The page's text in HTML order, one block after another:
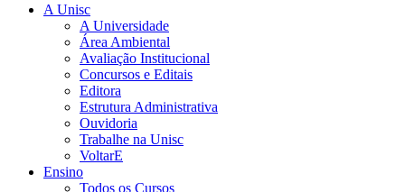
A Unisc
A Universidade
Área Ambiental
Avaliação Institucional
Concursos e Editais
Editora
Estrutura Administrativa
Ouvidoria
Trabalhe na Unisc
VoltarE
Ensino
Todos os Cursos